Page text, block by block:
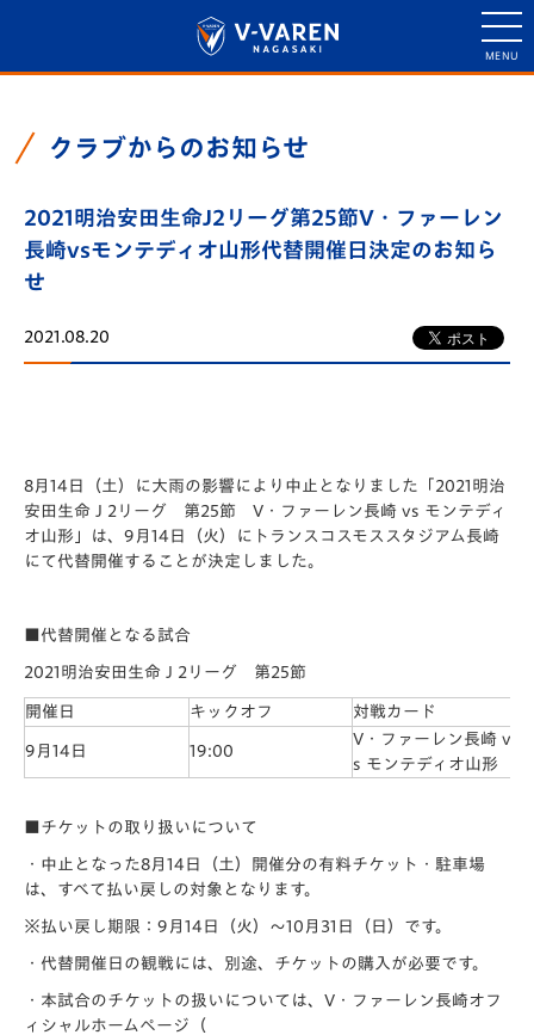
クラブからのお知らせ
2021明治安田生命J2リーグ第25節V・ファーレン
長崎vsモンテディオ山形代替開催日決定のお知ら
せ
2021.08.20
8月14日（土）に大雨の影響により中止となりました「2021明治
安田生命Ｊ2リーグ 第25節 V・ファーレン長崎 vs モンテディ
オ山形」は、9月14日（火）にトランスコスモススタジアム長崎
にて代替開催することが決定しました。
■代替開催となる試合
2021明治安田生命Ｊ2リーグ 第25節
開催日 キックオフ 対戦カード
9月14日 19:00
V・ファーレン長崎 v
s モンテディオ山形
■チケットの取り扱いについて
・中止となった8月14日（土）開催分の有料チケット・駐車場
は、すべて払い戻しの対象となります。
※払い戻し期限：9月14日（火）～10月31日（日）です。
・代替開催日の観戦には、別途、チケットの購入が必要です。
・本試合のチケットの扱いについては、V・ファーレン長崎オフ
ィシャルホームページ（